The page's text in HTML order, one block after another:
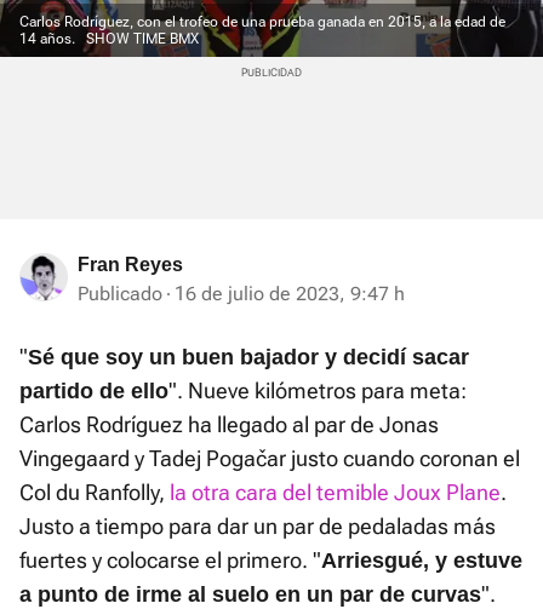
Carlos Rodríguez, con el trofeo de una prueba ganada en 2015, a la edad de
14 años.
SHOW TIME BMX
Fran Reyes
Publicado 16 de julio de 2023, 9:47 h
"Sé que soy un buen bajador y decidí sacar
partido de ello". Nueve kilómetros para meta:
Carlos Rodríguez ha llegado al par de Jonas
Vingegaard y Tadej Pogačar justo cuando coronan el
Col du Ranfolly, la otra cara del temible Joux Plane.
Justo a tiempo para dar un par de pedaladas más
fuertes y colocarse el primero. "Arriesgué, y estuve
a punto de irme al suelo en un par de curvas".